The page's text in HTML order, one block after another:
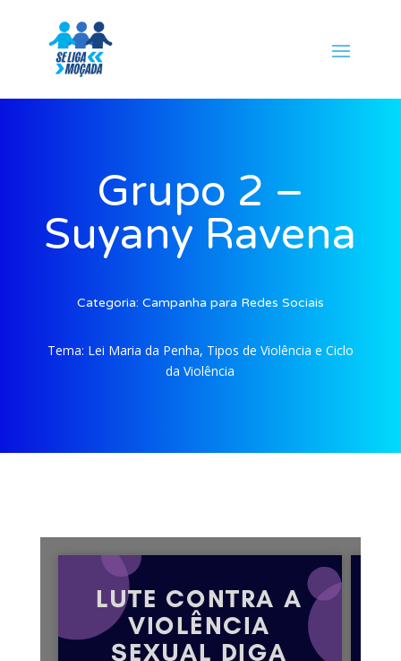
Grupo 2 –
Suyany Ravena
Categoria: Campanha para Redes Sociais
Tema: Lei Maria da Penha, Tipos de Violência e Ciclo
da Violência